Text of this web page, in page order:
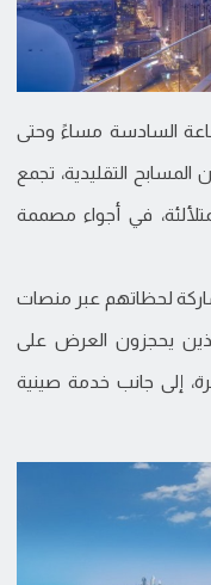
السادسة مساءً وحتى
المسابح التقليدية، تجمع
في أجواء مصممة
لحظاتهم عبر منصات
يحجزون العرض على
إلى جانب خدمة صينية